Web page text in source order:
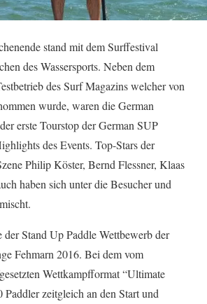
stand mit dem Surffestival
des Wassersports. Neben dem
des Surf Magazins welcher von
wurde, waren die German
erste Tourstop der German SUP
des Events. Top-Stars der
Philip Köster, Bernd Flessner, Klaas
haben sich unter die Besucher und
der Stand Up Paddle Wettbewerb der
Fehmarn 2016. Bei dem vom
Wettkampfformat “Ultimate
Paddler zeitgleich an den Start und